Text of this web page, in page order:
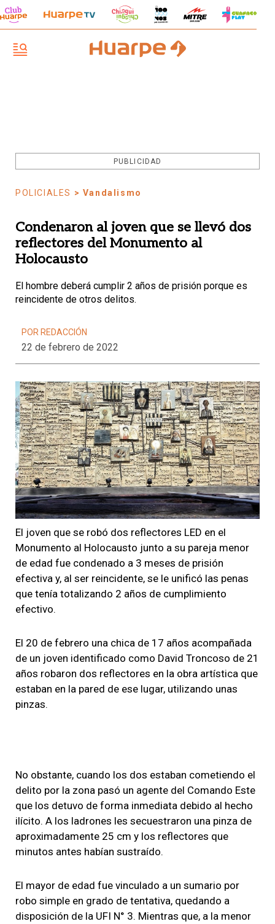
PUBLICIDAD
POLICIALES > Vandalismo
Condenaron al joven que se llevó dos
reflectores del Monumento al
Holocausto
El hombre deberá cumplir 2 años de prisión porque es
reincidente de otros delitos.
POR REDACCIÓN
22 de febrero de 2022
El joven que se robó dos reflectores LED en el
Monumento al Holocausto junto a su pareja menor
de edad fue condenado a 3 meses de prisión
efectiva y, al ser reincidente, se le unificó las penas
que tenía totalizando 2 años de cumplimiento
efectivo.
El 20 de febrero una chica de 17 años acompañada
de un joven identificado como David Troncoso de 21
años robaron dos reflectores en la obra artística que
estaban en la pared de ese lugar, utilizando unas
pinzas.
No obstante, cuando los dos estaban cometiendo el
delito por la zona pasó un agente del Comando Este
que los detuvo de forma inmediata debido al hecho
ilícito. A los ladrones les secuestraron una pinza de
aproximadamente 25 cm y los reflectores que
minutos antes habían sustraído.
El mayor de edad fue vinculado a un sumario por
robo simple en grado de tentativa, quedando a
disposición de la UFI N° 3. Mientras que, a la menor